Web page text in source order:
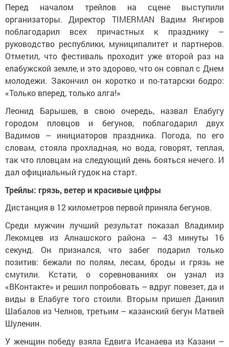
Перед началом трейлов на сцене выступили
организаторы. Директор TIMERMAN Вадим Янгиров
поблагодарил всех причастных к празднику –
руководство республики, муниципалитет и партнеров.
Отметил, что фестиваль проходит уже второй раз на
елабужской земле, и это здорово, что он совпал с Днем
молодежи. Закончил он коротко и по-татарски бодро:
«Только вперед, только алга!»
Леонид Барышев, в свою очередь, назвал Елабугу
городом пловцов и бегунов, поблагодарил двух
Вадимов – инициаторов праздника. Погода, по его
словам, стояла прохладная, но вода, говорят, теплая,
так что пловцам на следующий день бояться нечего. И
дал официальный гудок на старт.
Трейлы: грязь, ветер и красивые цифры
Дистанция в 12 километров первой приняла бегунов.
Среди мужчин лучший результат показал Владимир
Лекомцев из Алнашского района – 43 минуты 16
секунд. Он признался, что забег подарил только
позитив: бежали по полям, лесам, броды и грязь не
смутили. Кстати, о соревнованиях он узнал из
«ВКонтакте» и решил попробовать – вдруг повезет, да и
виды в Елабуге того стоили. Вторым пришел Даниил
Шабалов из Челнов, третьим – казанский бегун Матвей
Шуленин.
У женщин победу взяла Едвига Исанаева из Казани –